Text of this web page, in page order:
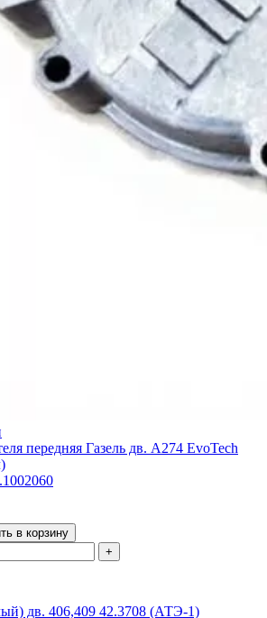
передняя Газель дв. A274 EvoTech
в корзину
+